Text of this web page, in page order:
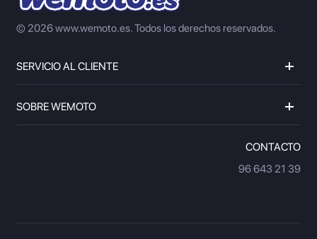
© 2026 www.wemoto.es.Todos los derechos reservados.
SERVICIO AL CLIENTE
SOBRE WEMOTO
CONTACTO
96 643 21 39